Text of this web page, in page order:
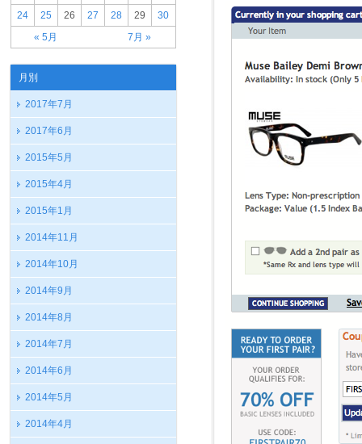
« 5月 7月 »
24
25 26 27 28 29 30
月別
2017年7月
2017年6月
2015年5月
2015年4月
2015年1月
2014年11月
2014年10月
2014年9月
2014年8月
2014年7月
2014年6月
2014年5月
2014年4月